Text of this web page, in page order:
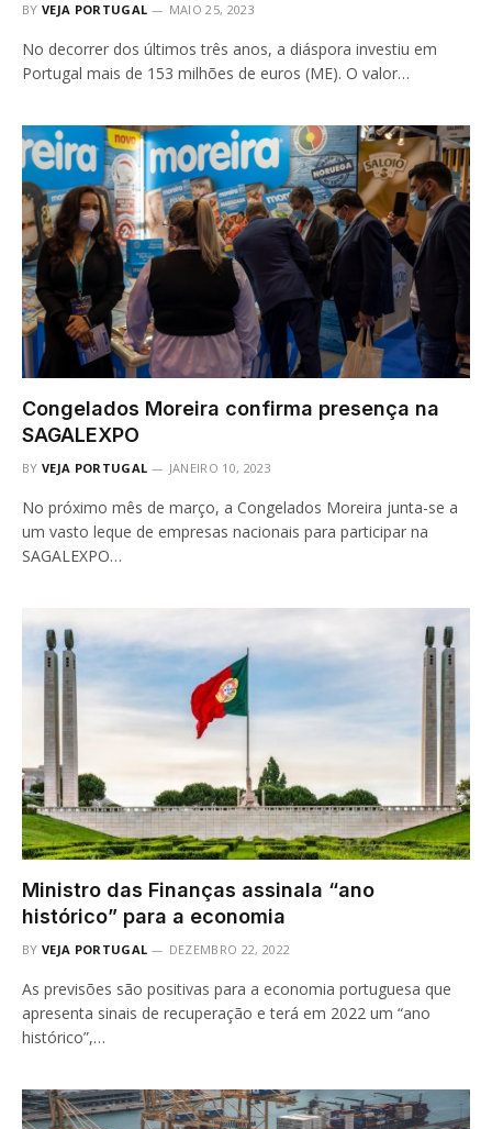
BY VEJA PORTUGAL MAIO 25, 2023
No decorrer dos últimos três anos, a diáspora investiu em
Portugal mais de 153 milhões de euros (ME). O valor…
Congelados Moreira confirma presença na
SAGALEXPO
BY VEJA PORTUGAL JANEIRO 10, 2023
No próximo mês de março, a Congelados Moreira junta-se a
um vasto leque de empresas nacionais para participar na
SAGALEXPO…
Ministro das Finanças assinala “ano
histórico” para a economia
BY VEJA PORTUGAL DEZEMBRO 22, 2022
As previsões são positivas para a economia portuguesa que
apresenta sinais de recuperação e terá em 2022 um “ano
histórico”,…